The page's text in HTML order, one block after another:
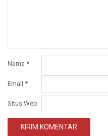
Nama *
Email *
Situs Web